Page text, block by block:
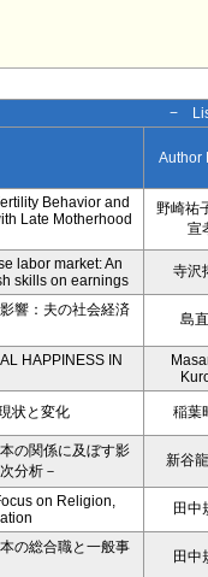
−
Author
Behavior and
Late Motherhood
野崎祐
宣
labor market: An
skills on earnings
寺沢
響：夫の社会経済
島
HAPPINESS IN
状と変化 稲葉
の関係に及ぼす影
分析－
新谷
on Religion,
田中
の総合職と一般事
田中